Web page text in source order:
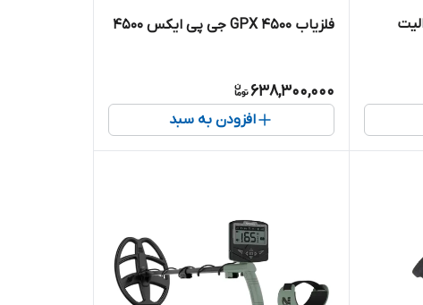
فلزیاب GPX 4500 جی پی ایکس 4500
638,300,000
افزودن به سبد